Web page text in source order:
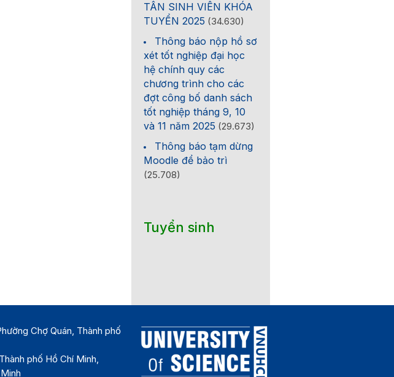
TÂN SINH VIÊN KHÓA
TUYỂN 2025 (34.630)
Thông báo nộp hồ sơ
xét tốt nghiệp đại học
hệ chính quy các
chương trình cho các
đợt công bố danh sách
tốt nghiệp tháng 9, 10
và 11 năm 2025 (29.673)
Thông báo tạm dừng
Moodle để bảo trì
(25.708)
Tuyển sinh
Chợ Quán, Thành phố
phố Hồ Chí Minh,